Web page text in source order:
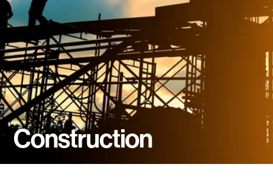
Construction